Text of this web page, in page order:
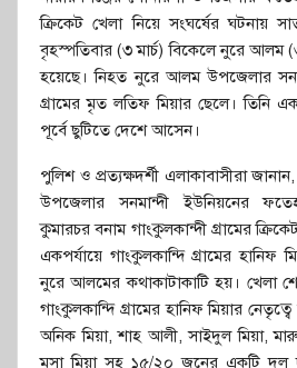
ক্রিকেট খেলা নিয়ে সংঘর্ষের ঘটনায়
বৃহস্পতিবার (৩ মার্চ) বিকেলে নুরে
হয়েছে। নিহত নুরে আলম উপজেলার
গ্রামের মৃত লতিফ মিয়ার ছেলে। তিনি
পূর্বে ছুটিতে দেশে আসেন।
পুলিশ ও প্রত্যক্ষদর্শী এলাকাবাসীরা
উপজেলার সনমান্দী ইউনিয়নের
কুমারচর বনাম গাংকুলকান্দী গ্রামের
একপর্যায়ে গাংকুলকান্দি গ্রামের হানিফ
নুরে আলমের কথাকাটাকাটি হয়। খেলা
গাংকুলকান্দি গ্রামের হানিফ মিয়ার
অনিক মিয়া, শাহ আলী, সাইদুল মিয়া,
মুসা মিয়া সহ ১৫/২০ জনের একটি দল